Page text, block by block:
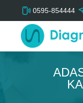
0595-854444